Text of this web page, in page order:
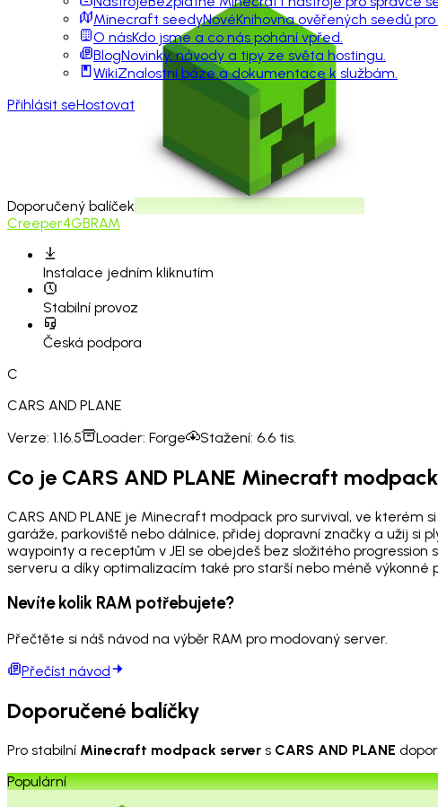
Minecraft seedyNovéKnihovna ověřených seedů
O násKdo jsme a co nás pohání vpřed.
BlogNovinky, návody a tipy ze světa hostingu.
WikiZnalostní báze a dokumentace k službám.
Přihlásit seHostovat
Doporučený balíček
Creeper4GBRAM
Instalace jedním kliknutím
Stabilní provoz
Česká podpora
C
CARS AND PLANE
Verze: 1.16.5 Loader: Forge Stažení: 6.6 tis.
Co je CARS AND PLANE Minecraft modpack
CARS AND PLANE je Minecraft modpack pro survival, ve kterém
garáže, parkoviště nebo dálnice, přidej dopravní značky a užij si
waypointy a receptům v JEI se obejdeš bez složitého
serveru a díky optimalizacím také pro starší nebo méně výkonné
Nevíte kolik RAM potřebujete?
Přečtěte si náš návod na výběr RAM pro modovaný server.
Přečíst návod
Doporučené balíčky
Pro stabilní Minecraft modpack server s CARS AND PLANE
Populární